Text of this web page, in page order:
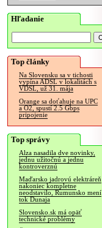
Hľadanie
Top články
Na Slovensku sa v tichosti
vypína ADSL v lokalitách s
VDSL, už 31. mája
Orange sa doťahuje na UPC
a O2, spustí 2.5 Gbps
pripojenie
Top správy
Alza nasadila dve novinky,
jednu užitočnú a jednu
kontroverznú
Maďarsko jadrovú elektráreň
nakoniec kompletne
neodstavilo, Rumunsko mení
tok Dunaja
Slovensko.sk má opäť
technické problémy